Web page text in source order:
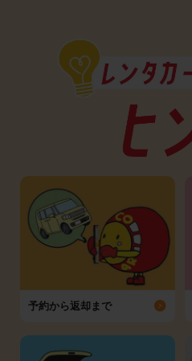
予約から返却まで